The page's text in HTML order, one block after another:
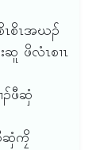
စိၤအဃၣ်
ဖိလံၤစၢၤ
းတက့ၢ်.
ဆှံ
ဆှံကၠိ